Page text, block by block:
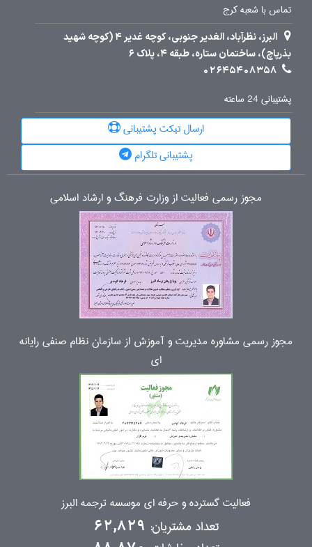
تماس با شعبه کرج
البرز، نظرآباد، الغدیر جنوبی، کوچه غدیر 4 (کوچه شهید
بذرپاچ)، ساختمان ستاره، طبقه 4، پلاک 6
02645408358
پشتیبانی 24 ساعته
ارسال تیکت پشتیبانی
پشتیبانی تلگرام
مجوز رسمی فعالیت از وزارت فرهنگ و ارشاد اسلامی
مجوز رسمی مشاوره مدیریت و آموزش از سازمان نظام صنفی رایانه
ای
فعالیت گسترده و حرفه ای موسسه ترجمه البرز
تعداد مشتریان: 62,829